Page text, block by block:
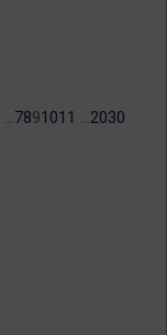
...7891011 ...2030